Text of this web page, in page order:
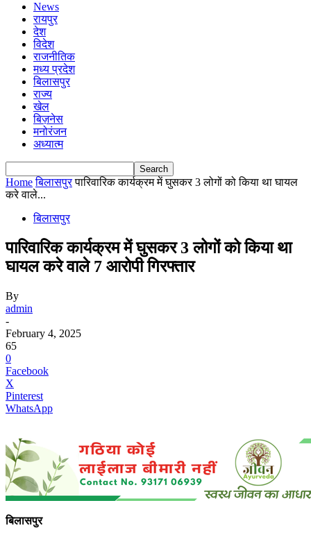
News
रायपुर
देश
विदेश
राजनीतिक
मध्य प्रदेश
बिलासपुर
राज्य
खेल
बिज़नेस
मनोरंजन
अध्यात्म
Home बिलासपुर पारिवारिक कार्यक्रम में घुसकर 3 लोगों को किया था घायल
करे वाले...
बिलासपुर
पारिवारिक कार्यक्रम में घुसकर 3 लोगों को किया था
घायल करे वाले 7 आरोपी गिरफ्तार
By
admin
-
February 4, 2025
65
0
Facebook
X
Pinterest
WhatsApp
बिलासपुर